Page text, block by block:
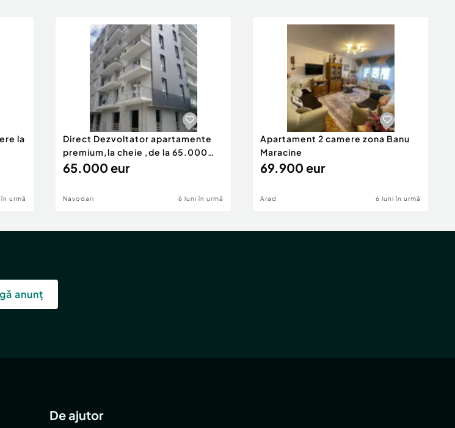
la
urmă
Direct Dezvoltator apartamente
premium,la cheie ,de la 65.000
eur
65.000 eur
Navodari 6 luni în urmă
Apartament 2 camere zona Banu
Maracine
69.900 eur
Arad 6 luni în urmă
anunț
De ajutor